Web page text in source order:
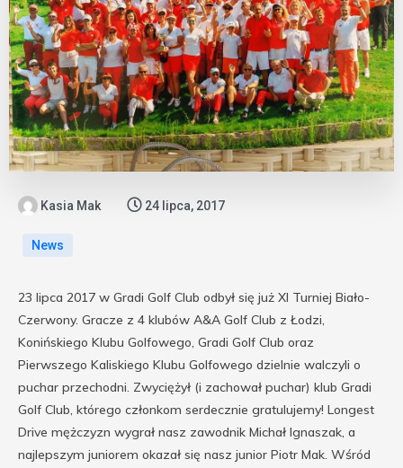
Kasia Mak 24 lipca, 2017
News
23 lipca 2017 w Gradi Golf Club odbył się już XI Turniej Biało-
Czerwony. Gracze z 4 klubów A&A Golf Club z Łodzi,
Konińskiego Klubu Golfowego, Gradi Golf Club oraz
Pierwszego Kaliskiego Klubu Golfowego dzielnie walczyli o
puchar przechodni. Zwyciężył (i zachował puchar) klub Gradi
Golf Club, którego członkom serdecznie gratulujemy! Longest
Drive mężczyzn wygrał nasz zawodnik Michał Ignaszak, a
najlepszym juniorem okazał się nasz junior Piotr Mak. Wśród